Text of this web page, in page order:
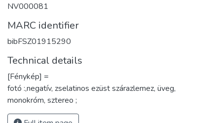
NV000081
MARC identifier
bibFSZ01915290
Technical details
[Fénykép] =
fotó :,negatív, zselatinos ezüst szárazlemez, üveg,
monokróm, sztereo ;